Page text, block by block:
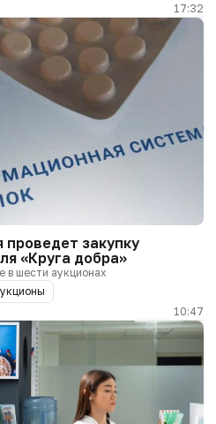
17:32
проведет закупку
«Круга добра»
в шести аукционах
10:47